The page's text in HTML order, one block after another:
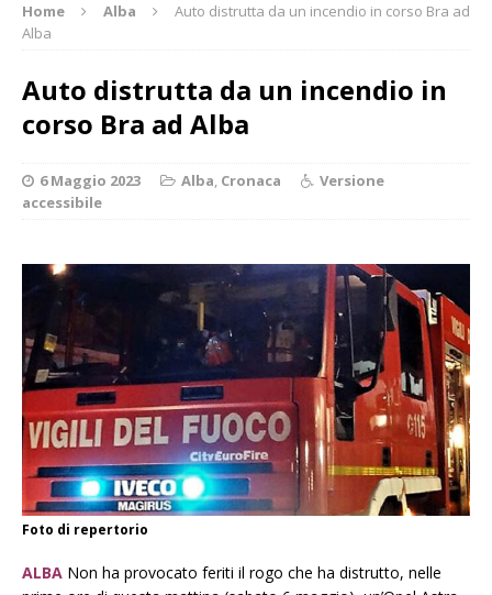
Home Alba
Auto distrutta da un incendio in corso Bra ad
Alba
Auto distrutta da un incendio in
corso Bra ad Alba
6 Maggio 2023 Alba, Cronaca
Versione
accessibile
Foto di repertorio
ALBA Non ha provocato feriti il rogo che ha distrutto, nelle